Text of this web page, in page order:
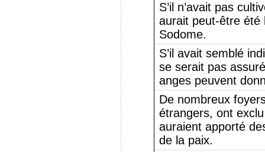
S’il n’avait pas
aurait peut-être été
Sodome.
S’il avait semblé
se serait pas
anges peuvent
De nombreux
étrangers, ont
auraient apporté
de la paix.